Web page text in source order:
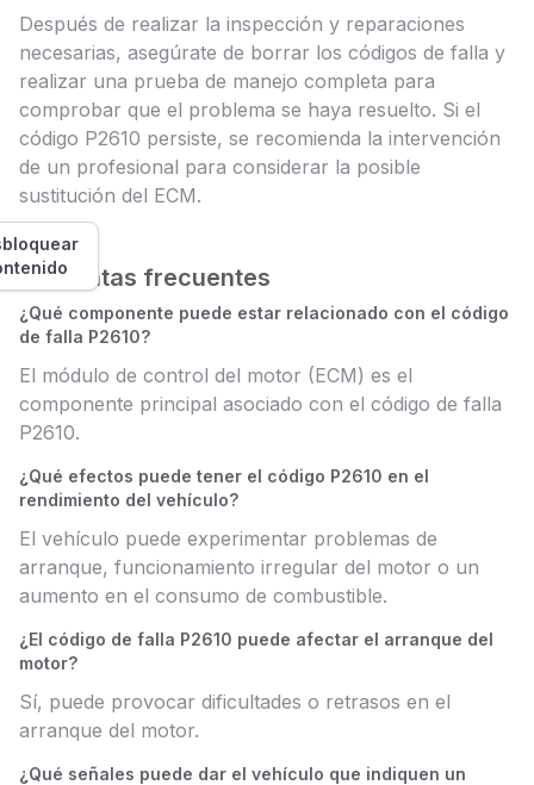
Después de realizar la inspección y reparaciones
necesarias, asegúrate de borrar los códigos de falla y
realizar una prueba de manejo completa para
comprobar que el problema se haya resuelto. Si el
código P2610 persiste, se recomienda la intervención
de un profesional para considerar la posible
sustitución del ECM.
Preguntas frecuentes
¿Qué componente puede estar relacionado con el código
de falla P2610?
El módulo de control del motor (ECM) es el
componente principal asociado con el código de falla
P2610.
¿Qué efectos puede tener el código P2610 en el
rendimiento del vehículo?
El vehículo puede experimentar problemas de
arranque, funcionamiento irregular del motor o un
aumento en el consumo de combustible.
¿El código de falla P2610 puede afectar el arranque del
motor?
Sí, puede provocar dificultades o retrasos en el
arranque del motor.
¿Qué señales puede dar el vehículo que indiquen un